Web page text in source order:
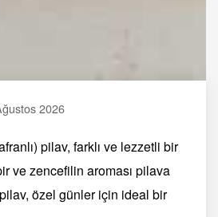
2026
pilav, farklı ve lezzetli bir
ve zencefilin aroması pilava
özel günler için ideal bir